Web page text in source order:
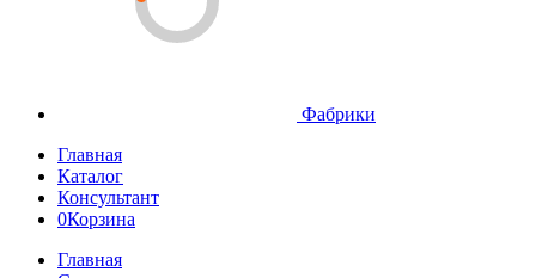
Фабрики
Главная
Каталог
Консультант
0Корзина
Главная